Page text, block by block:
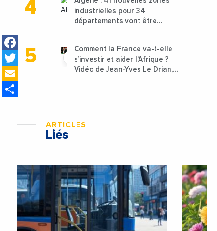
Facebook
Twitter
industrielles pour 34
départements vont être
Comment la France va-t-elle
s’investir et aider l’Afrique ?
Vidéo de Jean-Yves Le Drian,
ARTICLES
Liés